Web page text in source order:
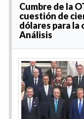
Cumbre de la
cuestión de
dólares para
Análisis